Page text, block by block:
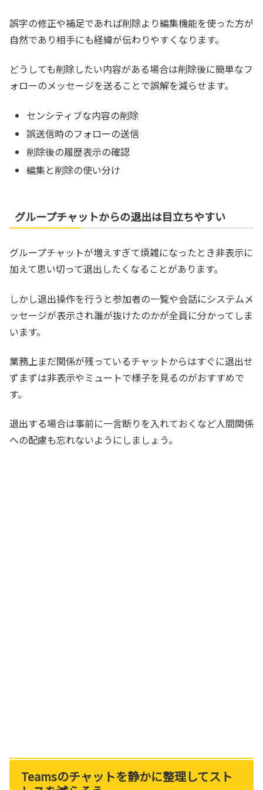
誤字の修正や補足であれば削除より編集機能を使った方が
自然であり相手にも経緯が伝わりやすくなります。
どうしても削除したい内容がある場合は削除後に簡単なフ
ォローのメッセージを送ることで誤解を減らせます。
センシティブな内容の削除
誤送信時のフォローの送信
削除後の履歴表示の確認
編集と削除の使い分け
グループチャットからの退出は目立ちやすい
グループチャットが増えすぎて煩雑になったとき非表示に
加えて思い切って退出したくなることがあります。
しかし退出操作を行うと参加者の一覧や会話にシステムメ
ッセージが表示され誰が抜けたのかが全員に分かってしま
います。
業務上まだ関係が残っているチャットからはすぐに退出せ
ずまずは非表示やミュートで様子を見るのがおすすめで
す。
退出する場合は事前に一言断りを入れておくなど人間関係
への配慮も忘れないようにしましょう。
Teamsのチャットを静かに整理してスト